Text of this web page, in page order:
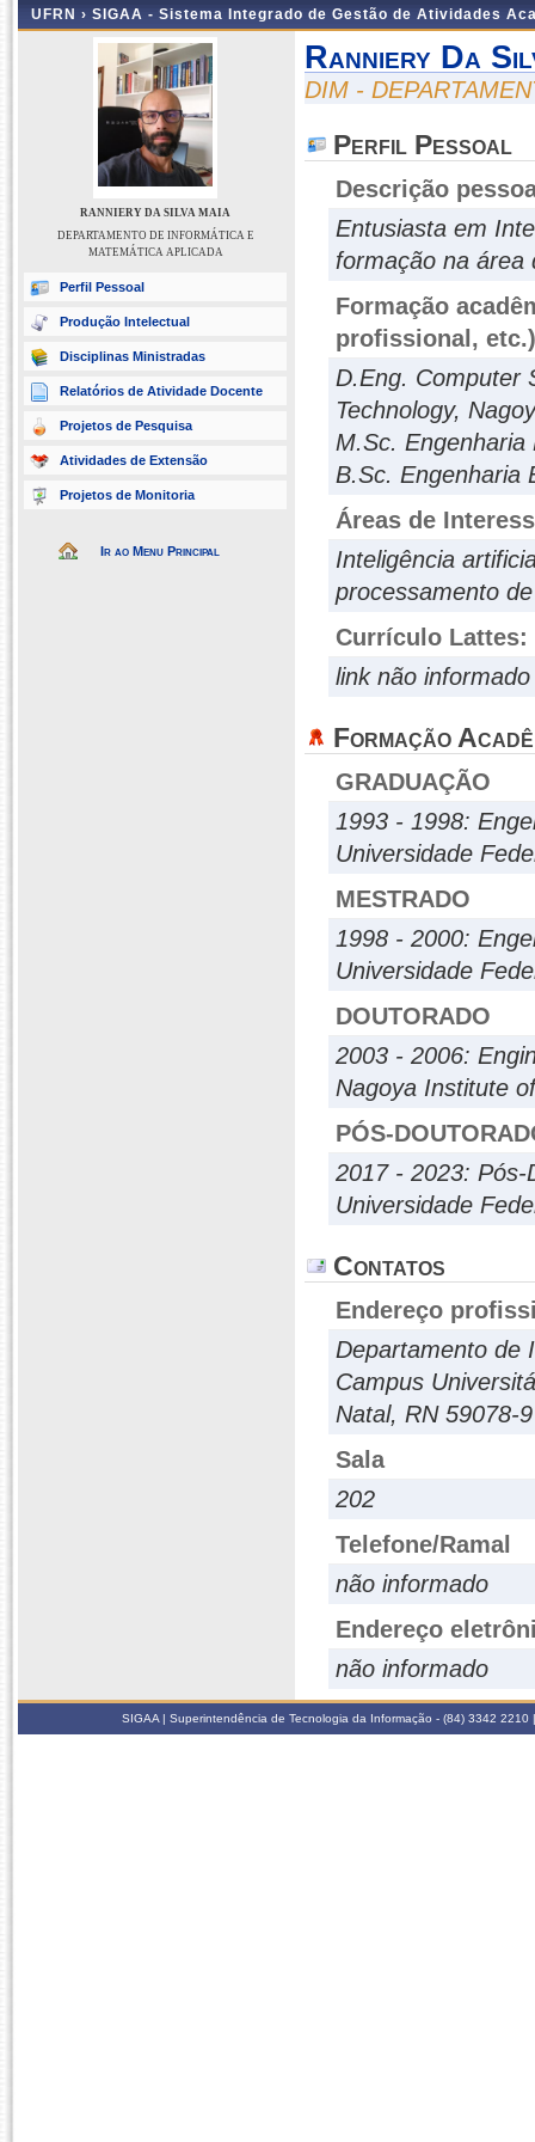
UFRN › SIGAA - Sistema Integrado de Gestão de Atividades
RANNIERY DA SILVA MAIA
DEPARTAMENTO DE INFORMÁTICA E
MATEMÁTICA APLICADA
Perfil Pessoal
Produção Intelectual
Disciplinas Ministradas
Relatórios de Atividade Docente
Projetos de Pesquisa
Atividades de Extensão
Projetos de Monitoria
Ir ao Menu Principal
Ranniery Da
DIM -
Perfil Pessoal
Descrição
Entusiasta em
formação na área
Formação
profissional, etc.)
D.Eng. Computer
Technology,
M.Sc. Engenharia
B.Sc. Engenharia
Áreas de
Inteligência
processamento
Currículo Lattes:
link não informado
Formação
GRADUAÇÃO
1993 - 1998:
Universidade
MESTRADO
1998 - 2000:
Universidade
DOUTORADO
2003 - 2006:
Nagoya Institute
PÓS-
2017 - 2023: Pós-
Universidade
Contatos
Endereço
Departamento de
Campus
Natal, RN 59078-
Sala
202
Telefone/Ramal
não informado
Endereço
não informado
SIGAA | Superintendência de Tecnologia da Informação - (84) 3342